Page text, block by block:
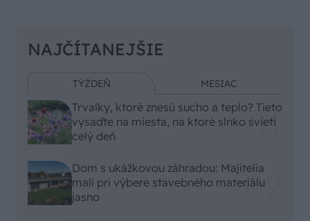
NAJČÍTANEJŠIE
TÝŽDEŇ MESIAC
Trvalky, ktoré znesú sucho a teplo? Tieto
vysaďte na miesta, na ktoré slnko svieti
celý deň
Dom s ukážkovou záhradou: Majitelia
mali pri výbere stavebného materiálu
jasno